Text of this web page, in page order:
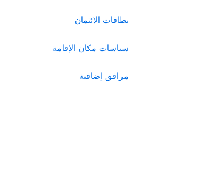
بطاقات الائتمان
سياسات مكان الإقامة
مرافق إضافية